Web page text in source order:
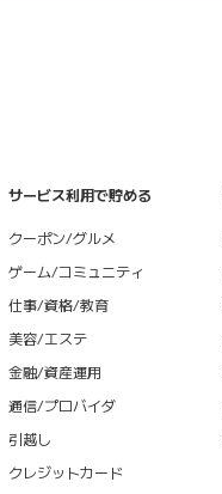
サービス利用で貯める
クーポン/グルメ
ゲーム/コミュニティ
仕事/資格/教育
美容/エステ
金融/資産運用
通信/プロバイダ
引越し
クレジットカード